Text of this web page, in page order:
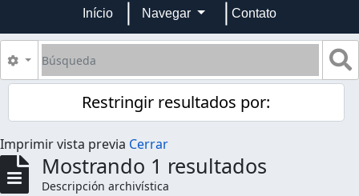
Início Navegar Contato
Búsqueda
Search options
Restringir resultados por:
Imprimir vista previa Cerrar
Mostrando 1 resultados
Descripción archivística